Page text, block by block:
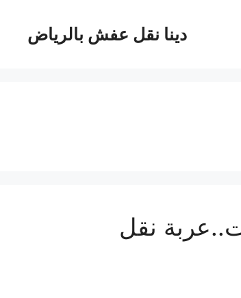
دينا نقل عفش بالرياض
نقل